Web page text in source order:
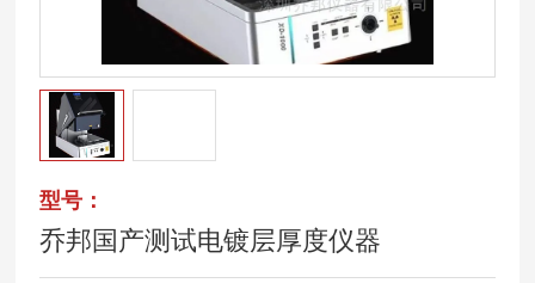
型号：
乔邦国产测试电镀层厚度仪器